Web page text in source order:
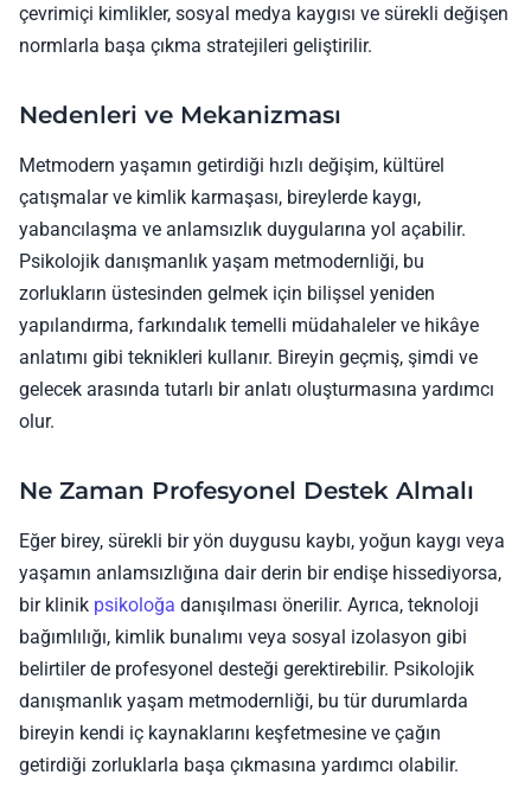
çevrimiçi kimlikler, sosyal medya kaygısı ve sürekli değişen
normlarla başa çıkma stratejileri geliştirilir.
Nedenleri ve Mekanizması
Metmodern yaşamın getirdiği hızlı değişim, kültürel
çatışmalar ve kimlik karmaşası, bireylerde kaygı,
yabancılaşma ve anlamsızlık duygularına yol açabilir.
Psikolojik danışmanlık yaşam metmodernliği, bu
zorlukların üstesinden gelmek için bilişsel yeniden
yapılandırma, farkındalık temelli müdahaleler ve hikâye
anlatımı gibi teknikleri kullanır. Bireyin geçmiş, şimdi ve
gelecek arasında tutarlı bir anlatı oluşturmasına yardımcı
olur.
Ne Zaman Profesyonel Destek Almalı
Eğer birey, sürekli bir yön duygusu kaybı, yoğun kaygı veya
yaşamın anlamsızlığına dair derin bir endişe hissediyorsa,
bir klinik psikoloğa danışılması önerilir. Ayrıca, teknoloji
bağımlılığı, kimlik bunalımı veya sosyal izolasyon gibi
belirtiler de profesyonel desteği gerektirebilir. Psikolojik
danışmanlık yaşam metmodernliği, bu tür durumlarda
bireyin kendi iç kaynaklarını keşfetmesine ve çağın
getirdiği zorluklarla başa çıkmasına yardımcı olabilir.